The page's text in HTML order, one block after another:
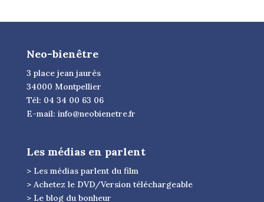
Neo-bienêtre
3 place jean jaurès
34000 Montpellier
Tél: 04 34 00 63 06
E-mail: info@neobienetre.fr
Les médias en parlent
> Les médias parlent du film
> Achetez le DVD/Version téléchargeable
> Le blog du bonheur